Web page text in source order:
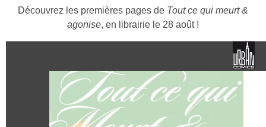
Découvrez les premières pages de Tout ce qui meurt &
agonise, en librairie le 28 août !